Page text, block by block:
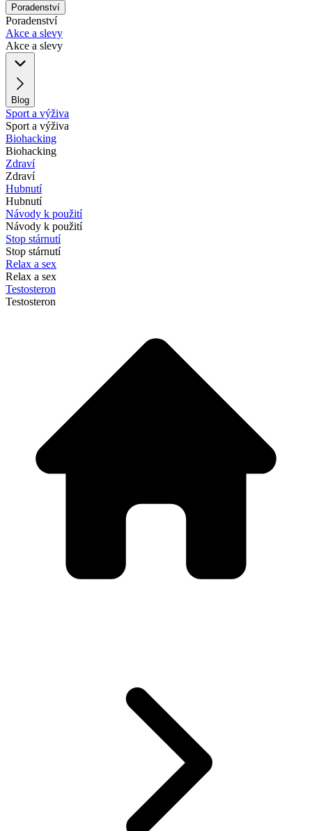
Poradenství
Poradenství
Akce a slevy
Akce a slevy
Blog
Sport a výživa
Sport a výživa
Biohacking
Biohacking
Zdraví
Zdraví
Hubnutí
Hubnutí
Návody k použití
Návody k použití
Stop stárnutí
Stop stárnutí
Relax a sex
Relax a sex
Testosteron
Testosteron